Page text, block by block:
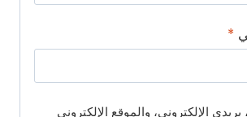
*
الإلكتروني، والموقع الإلكتروني